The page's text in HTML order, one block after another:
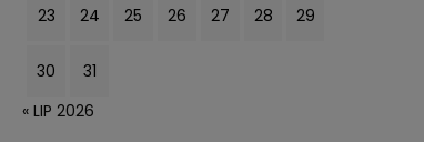
23 24 25 26 27 28 29
30
31
« LIP 2026